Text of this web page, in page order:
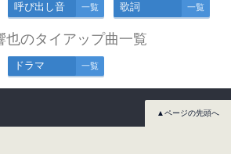
呼び出し音 一覧 歌詞 一覧
也のタイアップ曲一覧
ドラマ 一覧
▲ページの先頭へ